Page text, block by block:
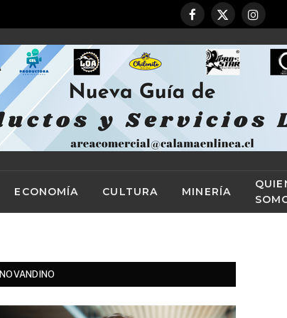
Facebook
X
ECONOMÍA CULTURA MINERÍA
NOVANDINO